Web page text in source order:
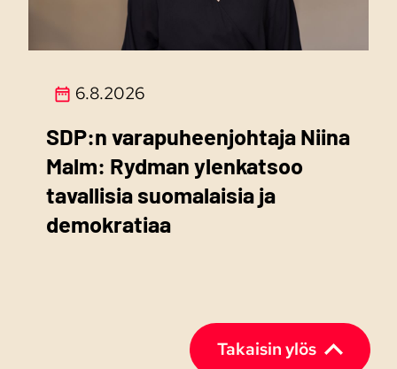
6.8.2026
SDP:n varapuheenjohtaja Niina
Malm: Rydman ylenkatsoo
tavallisia suomalaisia ja
demokratiaa
Takaisin ylös